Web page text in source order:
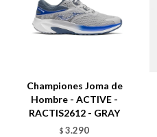
Championes Joma de
Hombre - ACTIVE -
RACTIS2612 - GRAY
$ 3.290